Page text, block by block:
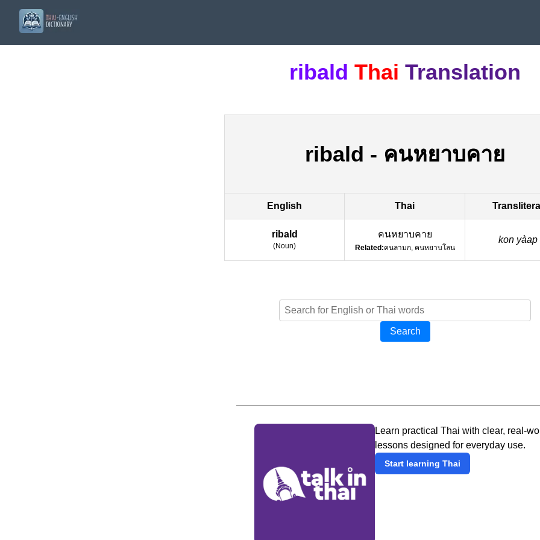
ribald Thai Translation
ribald - คนหยาบคาย
English Thai
ribald
(Noun)
คนหยาบคาย
Related:คนลามก, คนหยาบโลน
kon yàap
Search
Learn practical Thai with clear, real-
lessons designed for everyday use.
Start learning Thai